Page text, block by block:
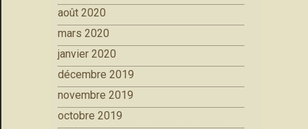
août 2020
mars 2020
janvier 2020
décembre 2019
novembre 2019
octobre 2019